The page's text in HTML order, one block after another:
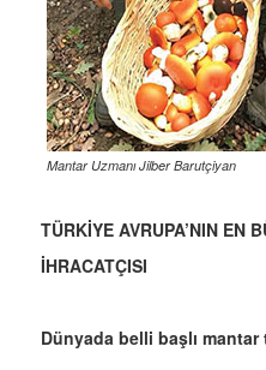
Mantar Uzmanı Jilber Barutçiyan
TÜRKİYE AVRUPA’NIN EN
İHRACATÇISI
Dünyada belli başlı